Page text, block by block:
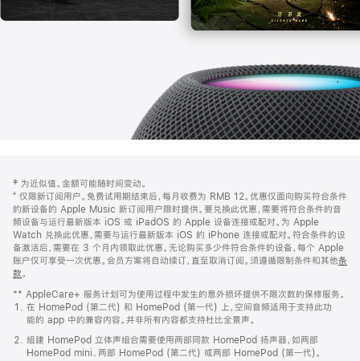
页
页
脚
注
‡ 为近似值。金额可能随时间变动。
⁺ 仅限新订阅用户。免费试用期结束后，每月收费为 RMB 12。优惠仅面向购买符合条件
的新设备的 Apple Music 新订阅用户限时提供。要兑换此优惠，需要将符合条件的音
频设备与运行最新版本 iOS 或 iPadOS 的 Apple 设备连接或配对。为 Apple
Watch 兑换此优惠，需要与运行最新版本 iOS 的 iPhone 连接或配对。符合条件的设
备激活后，需要在 3 个月内领取此优惠。无论购买多少件符合条件的设备，每个 Apple
账户仅可享受一次优惠。会员方案将自动续订，直至取消订阅。须遵循限制条件和其他条
款。
窗
口
中
打
开)
** AppleCare+ 服务计划可为使用过程中发生的意外损坏提供不限次数的保修服务。
在 HomePod (第二代) 和 HomePod (第一代) 上，空间音频适用于支持此功
能的 app 中的兼容内容。并非所有内容都支持杜比全景声。
组建 HomePod 立体声组合需要使用两部同款 HomePod 扬声器，如两部
HomePod mini、两部 HomePod (第二代) 或两部 HomePod (第一代)。